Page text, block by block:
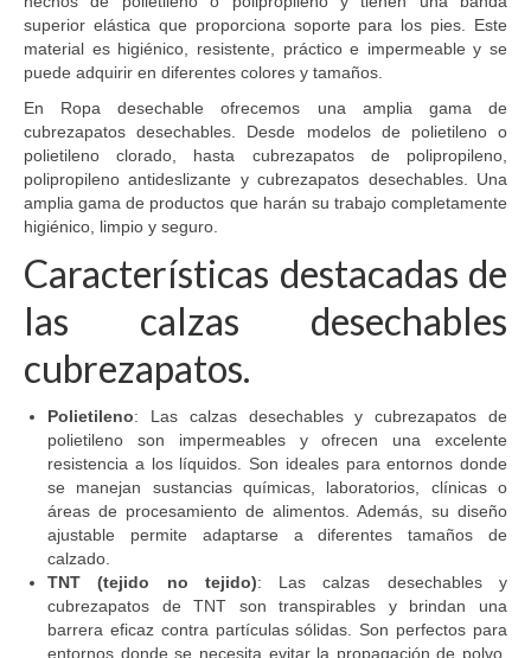
superior elástica que proporciona soporte para los pies. Este
material es higiénico, resistente, práctico e impermeable y se
puede adquirir en diferentes colores y tamaños.
En Ropa desechable ofrecemos una amplia gama de
cubrezapatos desechables. Desde modelos de polietileno o
polietileno clorado, hasta cubrezapatos de polipropileno,
polipropileno antideslizante y cubrezapatos desechables. Una
amplia gama de productos que harán su trabajo completamente
higiénico, limpio y seguro.
Características destacadas de
las calzas desechables
cubrezapatos.
Polietileno: Las calzas desechables y cubrezapatos de
polietileno son impermeables y ofrecen una excelente
resistencia a los líquidos. Son ideales para entornos donde
se manejan sustancias químicas, laboratorios, clínicas o
áreas de procesamiento de alimentos. Además, su diseño
ajustable permite adaptarse a diferentes tamaños de
calzado.
TNT (tejido no tejido): Las calzas desechables y
cubrezapatos de TNT son transpirables y brindan una
barrera eficaz contra partículas sólidas. Son perfectos para
entornos donde se necesita evitar la propagación de polvo,